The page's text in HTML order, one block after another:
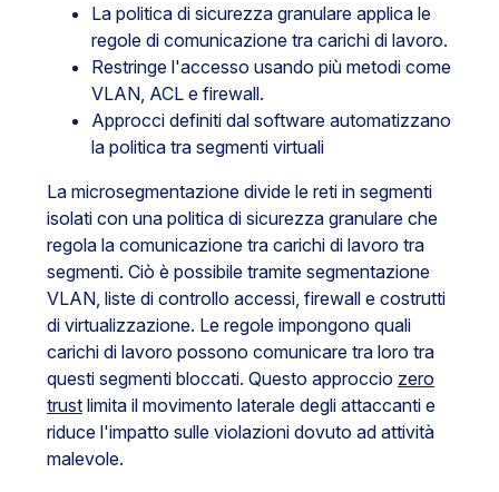
La politica di sicurezza granulare applica le
regole di comunicazione tra carichi di lavoro.
Restringe l'accesso usando più metodi come
VLAN, ACL e firewall.
Approcci definiti dal software automatizzano
la politica tra segmenti virtuali
La microsegmentazione divide le reti in segmenti
isolati con una politica di sicurezza granulare che
regola la comunicazione tra carichi di lavoro tra
segmenti. Ciò è possibile tramite segmentazione
VLAN, liste di controllo accessi, firewall e costrutti
di virtualizzazione. Le regole impongono quali
carichi di lavoro possono comunicare tra loro tra
questi segmenti bloccati. Questo approccio zero
trust limita il movimento laterale degli attaccanti e
riduce l'impatto sulle violazioni dovuto ad attività
malevole.